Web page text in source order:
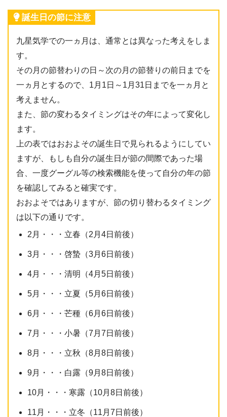
誕生日の節に注意
九星気学での一ヵ月は、通常とは異なった考えをしま
す。
その月の節替わりの日～次の月の節替りの前日までを
一ヵ月とするので、1月1日～1月31日までを一ヵ月と
考えません。
また、節の変わるタイミングはその年によって変化し
ます。
上の表ではおおよその誕生日で見られるようにしてい
ますが、もしも自分の誕生日が節の間際であった場
合、一度グーグル等の検索機能を使って自分の年の節
を確認してみると確実です。
おおよそではありますが、節の切り替わるタイミング
は以下の通りです。
2月・・・立春（2月4日前後）
3月・・・啓蟄（3月6日前後）
4月・・・清明（4月5日前後）
5月・・・立夏（5月6日前後）
6月・・・芒種（6月6日前後）
7月・・・小暑（7月7日前後）
8月・・・立秋（8月8日前後）
9月・・・白露（9月8日前後）
10月・・・寒露（10月8日前後）
11月・・・立冬（11月7日前後）